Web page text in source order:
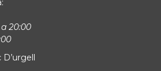
a 20:00